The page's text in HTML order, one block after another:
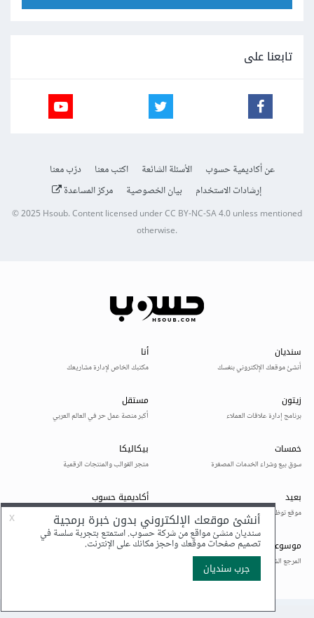
تابعنا على
عن أكاديمية حسوب الأسئلة الشائعة اكتب معنا
درّب معنا
إرشادات الاستخدام
بيان الخصوصية مركز المساعدة
© 2025Hsoub.Content licensed underCC BY-NC-SA 4.0unless mentioned
otherwise.